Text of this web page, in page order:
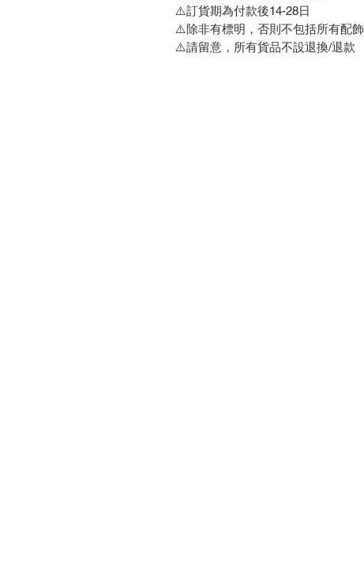
⚠️訂貨期為付款後14-28日
⚠️除非有標明，否則不包括所有配飾
⚠️請留意，所有貨品不設退換/退款